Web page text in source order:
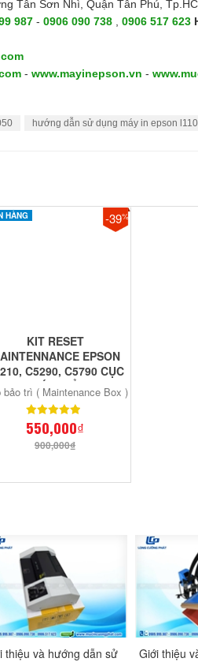
Tân Sơn Nhì, Quận Tân Phú,
987 - 0906 090 738, 0906 517 623
- www.mayinepson.vn -
hướng dẫn sử dụng máy in epson
-39%
HÀNG
HÀNG
KIT RESET
EPSON
C5290, C5790 CỤC
CHÍP THẢI EPSON
C5210, 5290, 5790
bảo trì ( Maintenance Box )
550,000₫
900,000₫
thiệu và hướng dẫn sử
Giới thiệu